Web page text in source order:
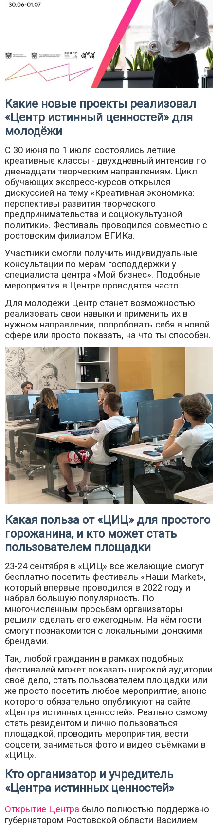
Какие новые проекты реализовал
«Центр истинный ценностей» для
молодёжи
С 30 июня по 1 июля состоялись летние
креативные классы - двухдневный интенсив по
двенадцати творческим направлениям. Цикл
обучающих экспресс-курсов открылся
дискуссией на тему «Креативная экономика:
перспективы развития творческого
предпринимательства и социокультурной
политики». Фестиваль проводился совместно с
ростовским филиалом ВГИКа.
Участники смогли получить индивидуальные
консультации по мерам господдержки у
специалиста центра «Мой бизнес». Подобные
мероприятия в Центре проводятся часто.
Для молодёжи Центр станет возможностью
реализовать свои навыки и применить их в
нужном направлении, попробовать себя в новой
сфере или просто показать, на что ты способен.
Какая польза от «ЦИЦ» для простого
горожанина, и кто может стать
пользователем площадки
23-24 сентября в «ЦИЦ» все желающие смогут
бесплатно посетить фестиваль «Наши Market»,
который впервые проводился в 2022 году и
набрал большую популярность. По
многочисленным просьбам организаторы
решили сделать его ежегодным. На нём гости
смогут познакомится с локальными донскими
брендами.
Так, любой гражданин в рамках подобных
фестивалей может показать широкой аудитории
своё дело, стать пользователем площадки или
же просто посетить любое мероприятие, анонс
которого обязательно опубликуют на сайте
«Центра истинных ценностей». Реально самому
стать резидентом и лично пользоваться
площадкой, проводить мероприятия, вести
соцсети, заниматься фото и видео съёмками в
«ЦИЦ».
Кто организатор и учредитель
«Центра истинных ценностей»
Открытие Центра было полностью поддержано
губернатором Ростовской области Василием